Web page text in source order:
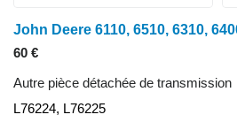
60 €
Autre pièce détachée de transmission
L76224, L76225